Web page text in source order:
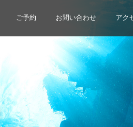
ご予約 お問い合わせ アク